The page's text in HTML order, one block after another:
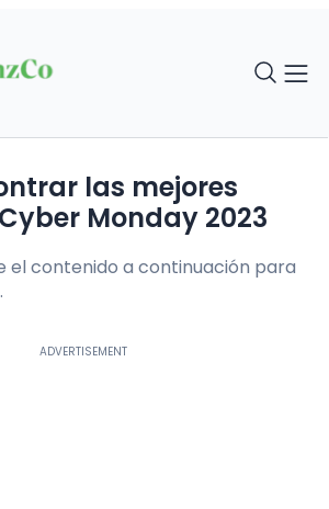
Monday 2023
el contenido a continuación para
ADVERTISEMENT